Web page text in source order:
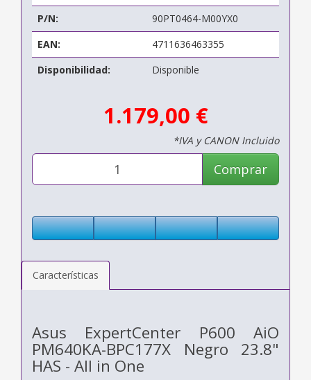
P/N:
90PT0464-M00YX0
EAN:
4711636463355
Disponibilidad:
Disponible
1.179,00 €
*IVA y CANON Incluido
Comprar
Características
Asus ExpertCenter P600 AiO
PM640KA-BPC177X Negro 23.8"
HAS - All in One